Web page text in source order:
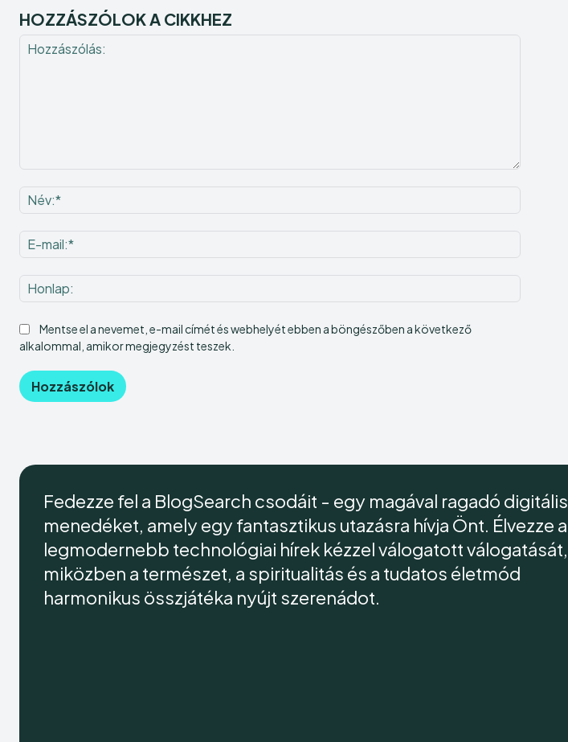
HOZZÁSZÓLOK A CIKKHEZ
mail:*
Mentse el a nevemet, e-mail címét és webhelyét ebben a böngészőben a következő
alkalommal, amikor megjegyzést teszek.
Fedezze fel a BlogSearch csodáit - egy magával ragadó digitális
menedéket, amely egy fantasztikus utazásra hívja Önt. Élvezze a
legmodernebb technológiai hírek kézzel válogatott válogatását,
miközben a természet, a spiritualitás és a tudatos életmód
harmonikus összjátéka nyújt szerenádot.